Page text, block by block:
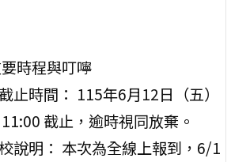
時程與叮嚀
止時間： 115年6月12日（五）
截止，逾時視同放棄。
說明： 本次為全線上報到，6/1